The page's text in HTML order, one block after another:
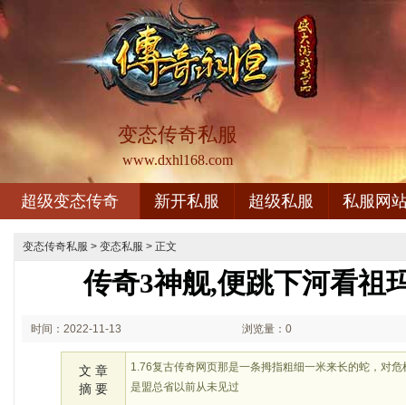
变态传奇私服
www.dxhl168.com
超级变态传奇 新开私服 超级私服 私服网
变态传奇私服 > 变态私服 > 正文
传奇3神舰,便跳下河看祖
时间：2022-11-13 浏览量：0
文 章
摘 要
1.76复古传奇网页那是一条拇指粗细一米来长的蛇，对
是盟总省以前从未见过